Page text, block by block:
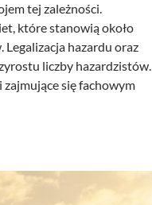
tej zależności.
które stanowią około
hazardu oraz
liczby hazardzistów.
się fachowym